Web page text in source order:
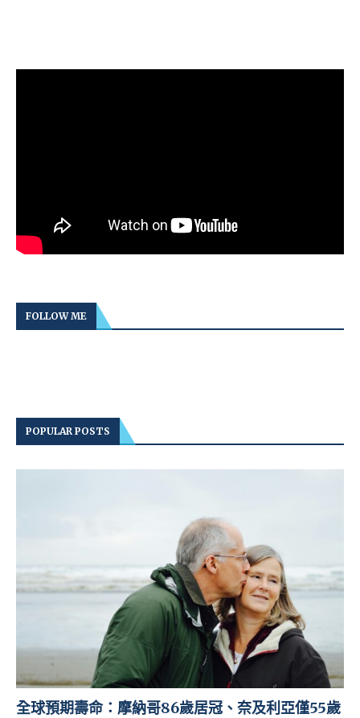
FOLLOW ME
POPULAR POSTS
全球預期壽命：摩納哥86歲居冠、奈及利亞僅55歲